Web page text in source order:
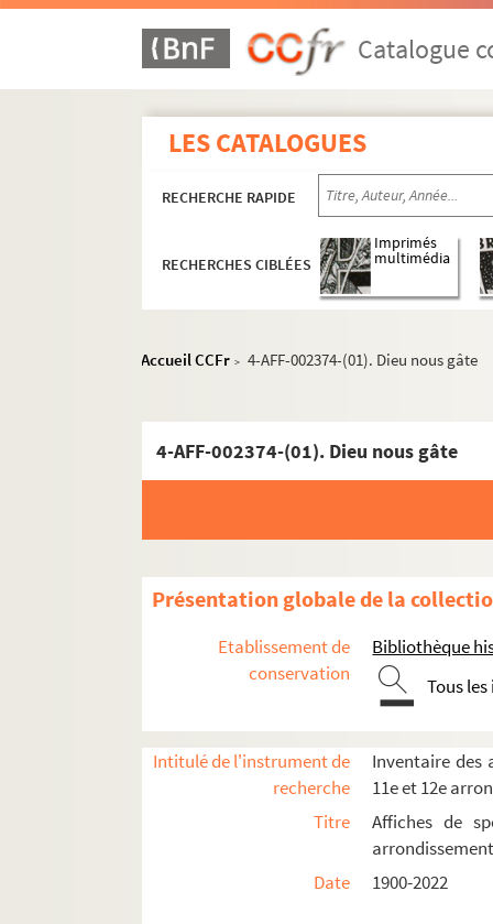
Catalogue
LES CATALOGUES
RECHERCHE RAPIDE
RECHERCHES CIBLÉES
Imprimés
multimédia
Accueil CCFr > 4-AFF-002374-(01). Dieu nous gâte
4-AFF-002374-(01). Dieu nous gâte
Présentation globale de la
Etablissement de
conservation
Bibliothèque
Tous
Intitulé de l'instrument de
recherche
Inventaire des
11e et 12e
Titre
Affiches de
Date
1900-2022